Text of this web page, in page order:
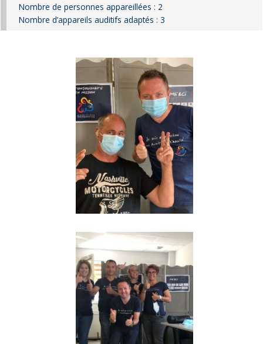
Nombre de personnes appareillées : 2
Nombre d’appareils auditifs adaptés : 3